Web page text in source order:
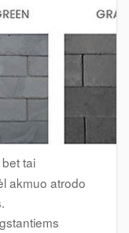
tai
akmuo atrodo